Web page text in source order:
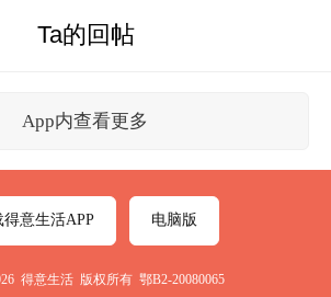
Ta的回帖
App内查看更多
得意生活APP 电脑版
得意生活 版权所有 鄂B2-20080065